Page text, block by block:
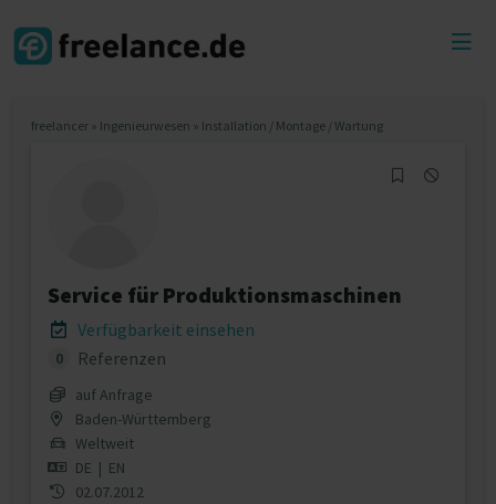
freelancer » Ingenieurwesen » Installation / Montage / Wartung
Service für Produktionsmaschinen
Verfügbarkeit einsehen
0 Referenzen
auf Anfrage
Baden-Württemberg
Weltweit
DE | EN
02.07.2012